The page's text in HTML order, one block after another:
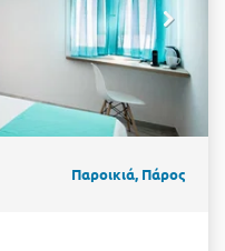
Παροικιά, Πάρος